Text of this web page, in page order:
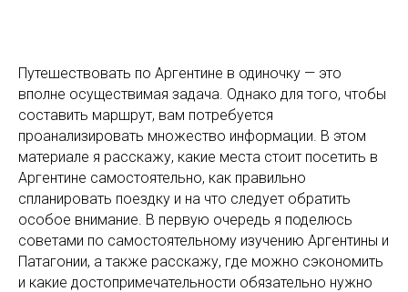
Путешествовать по Аргентине в одиночку — это
вполне осуществимая задача. Однако для того, чтобы
составить маршрут, вам потребуется
проанализировать множество информации. В этом
материале я расскажу, какие места стоит посетить в
Аргентине самостоятельно, как правильно
спланировать поездку и на что следует обратить
особое внимание. В первую очередь я поделюсь
советами по самостоятельному изучению Аргентины и
Патагонии, а также расскажу, где можно сэкономить
и какие достопримечательности обязательно нужно